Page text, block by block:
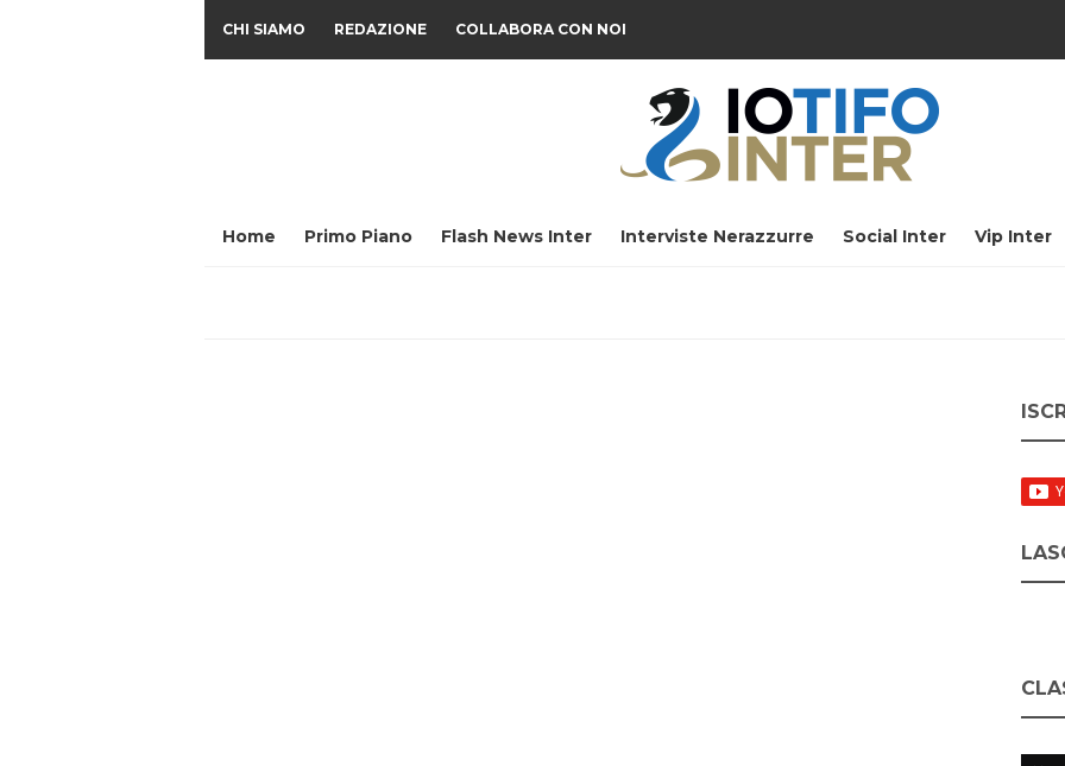
CHI SIAMO REDAZIONE COLLABORA CON NOI
Home Primo Piano Flash News Inter Interviste Nerazzurre Social Inter Vip Inter